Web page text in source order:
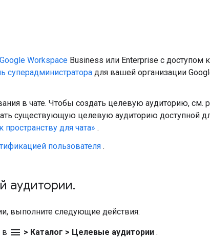
Google Workspace Business или Enterprise с доступом к
суперадминистратора для вашей организации
в чате. Чтобы создать целевую аудиторию, см.
существующую целевую аудиторию доступной
пространству для чата» .
пользователя .
аудитории.
выполните следующие действия:
в menu > Каталог > Целевые аудитории .